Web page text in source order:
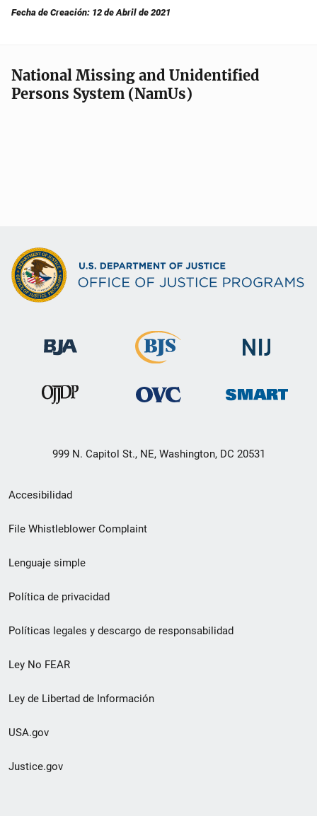
Fecha de Creación: 12 de Abril de 2021
National Missing and Unidentified
Persons System (NamUs)
999 N. Capitol St., NE, Washington, DC 20531
Menú
de
de
pie
de
página
Accesibilidad
File Whistleblower Complaint
Lenguaje simple
Política de privacidad
Políticas legales y descargo de responsabilidad
Ley No FEAR
Ley de Libertad de Información
USA.gov
Justice.gov